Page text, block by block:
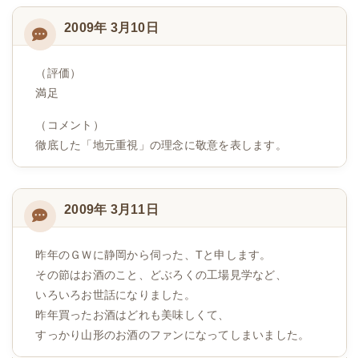
2009年 3月10日
（評価）
満足
（コメント）
徹底した「地元重視」の理念に敬意を表します。
2009年 3月11日
昨年のＧＷに静岡から伺った、Tと申します。
その節はお酒のこと、どぶろくの工場見学など、
いろいろお世話になりました。
昨年買ったお酒はどれも美味しくて、
すっかり山形のお酒のファンになってしまいました。